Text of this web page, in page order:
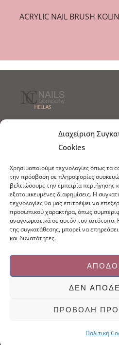
Διαχείριση
Cookies
Χρησιμοποιούμε τεχνολογίες όπως τα
την πρόσβαση σε πληροφορίες
βελτιώσουμε την εμπειρία περιήγησης
εξατομικευμένες διαφημίσεις. Η
τεχνολογίες θα μας επιτρέψει να
προσωπικού χαρακτήρα, όπως
αναγνωριστικά σε αυτόν τον
της συγκατάθεσης, μπορεί να
και δυνατότητες.
ΔΕΝ
ΠΡΟΒΟΛΉ
Πολιτική
ACRYLIC NAIL BRUSH
Τρόποι Παραγγελίας
Πολιτική
Εμπόριο Ειδών
άκρων και αξεσουάρ
τηλ: 213-0415386
info@ncnails.gr